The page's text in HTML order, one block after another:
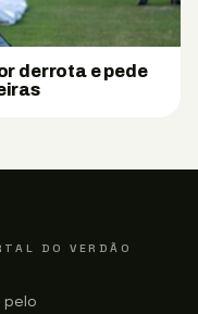
derrota e pede
DO VERDÃO
pelo